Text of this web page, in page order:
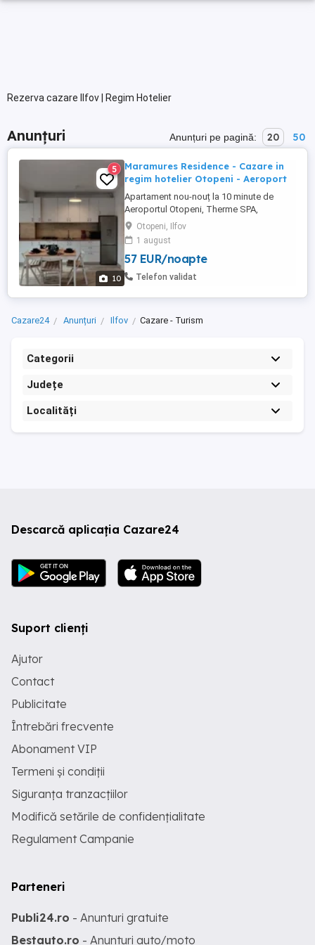
Rezerva cazare Ilfov | Regim Hotelier
Anunțuri Anunțuri pe pagină: 20 50
10
5
Maramures Residence - Cazare in
regim hotelier Otopeni - Aeroport
Apartament nou-nouț la 10 minute de
Aeroportul Otopeni, Therme SPA,
Edenland Adventure Park, Amethyst Clinic
și Complexul Olimpic de Natație Otopeni.
O alegere excelentă pentru familiile și
profesioniștii care doresc să călătorească
la și de la Aeroportul Otopeni, dar și
Otopeni, Ilfov
1 august
57 EUR/noapte
Telefon validat
Cazare24 Anunțuri Ilfov Cazare - Turism
Categorii
Județe
Localități
Descarcă aplicația Cazare24
Suport clienți
Ajutor
Contact
Publicitate
Întrebări frecvente
Abonament VIP
Termeni și condiții
Siguranța tranzacțiilor
Modifică setările de confidențialitate
Regulament Campanie
Parteneri
Publi24.ro - Anunturi gratuite
Bestauto.ro - Anunturi auto/moto